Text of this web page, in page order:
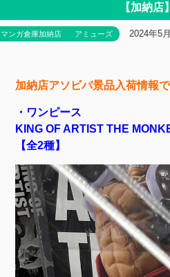
【加納
マンガ倉庫加納店 アミューズ 2024年5
加納店アソビバ景品入荷情報
・ワンピース
KING OF ARTIST THE
【全2種】